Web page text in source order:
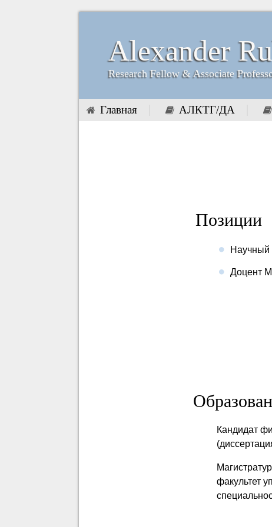
Alexander
Research Fellow & Associate
Главная АЛКТГ/ДА
Позиции
Доцент
Кандидат
факультет